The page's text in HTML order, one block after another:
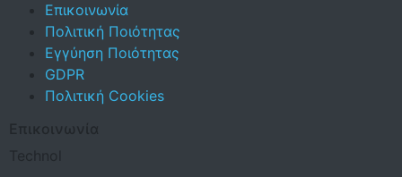
Επικοινωνία
Πολιτική Ποιότητας
Εγγύηση Ποιότητας
GDPR
Πολιτική Cookies
Επικοινωνία
Technol